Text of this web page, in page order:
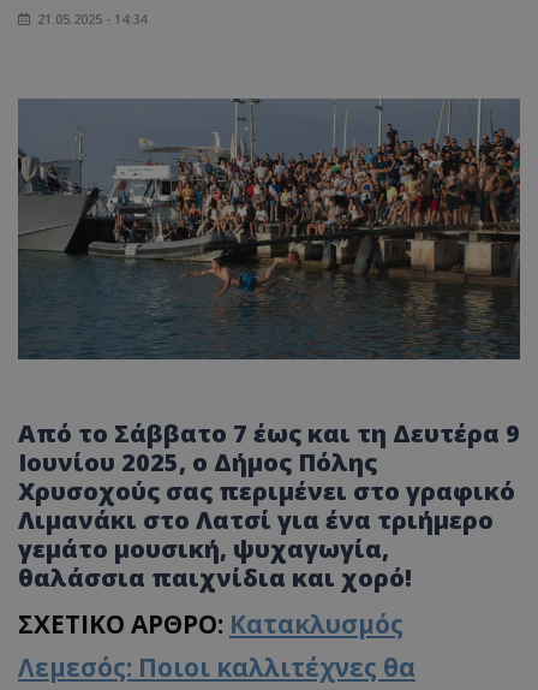
21.05.2025 - 14:34
Από το Σάββατο 7 έως και τη Δευτέρα 9
Ιουνίου 2025, ο Δήμος Πόλης
Χρυσοχούς σας περιμένει στο γραφικό
Λιμανάκι στο Λατσί για ένα τριήμερο
γεμάτο μουσική, ψυχαγωγία,
θαλάσσια παιχνίδια και χορό!
ΣΧΕΤΙΚΟ ΑΡΘΡΟ: Κατακλυσμός
Λεμεσός: Ποιοι καλλιτέχνες θα